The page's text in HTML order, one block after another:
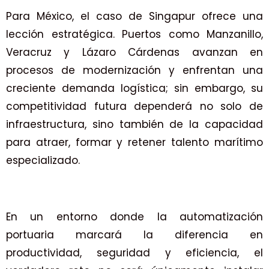
Para México, el caso de Singapur ofrece una
lección estratégica. Puertos como Manzanillo,
Veracruz y Lázaro Cárdenas avanzan en
procesos de modernización y enfrentan una
creciente demanda logística; sin embargo, su
competitividad futura dependerá no solo de
infraestructura, sino también de la capacidad
para atraer, formar y retener talento marítimo
especializado.
En un entorno donde la automatización
portuaria marcará la diferencia en
productividad, seguridad y eficiencia, el